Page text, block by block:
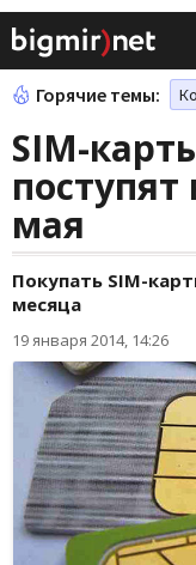
Горячие темы:
SIM-
мая
Покупать SIM-
месяца
19 января 2014, 14:26